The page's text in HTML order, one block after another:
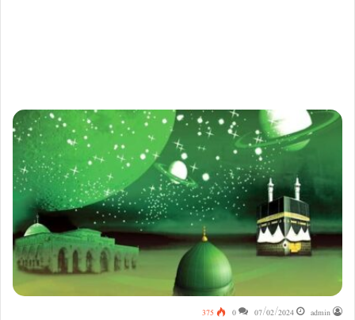
admin
07/02/2024
0
375